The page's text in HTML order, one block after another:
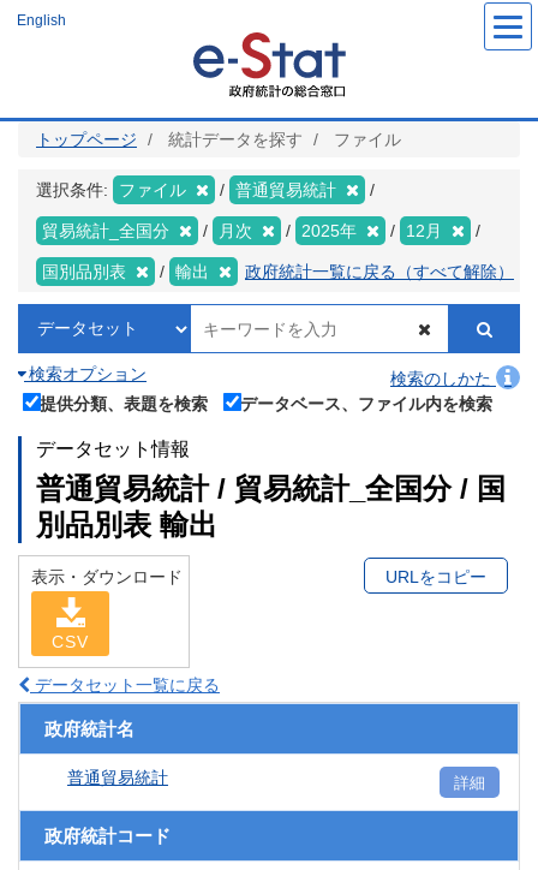
ツ
English
トップページ 統計データを探す ファイル
選択条件: ファイル 普通貿易統計
貿易統計_全国分 月次 2025年 12月
国別品別表 輸出 政府統計一覧に戻る（すべて解除）
検索オプション
検索のしかた
提供分類、表題を検索
データベース、ファイル内を検索
データセット情報
普通貿易統計 / 貿易統計_全国分 / 国
別品別表 輸出
表示・ダウンロード
CSV
URLをコピー
データセット一覧に戻る
政府統計名
普通貿易統計 詳細
政府統計コード